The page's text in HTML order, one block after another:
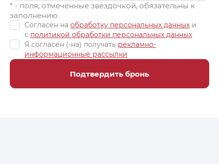
* - поля, отмеченные звездочкой, обязательны к
заполнению
Согласен на обработку персональных данных
c политикой обработки персональных данных
Я согласен (-на) получать рекламно-
информационные рассылки
Подтвердить бронь